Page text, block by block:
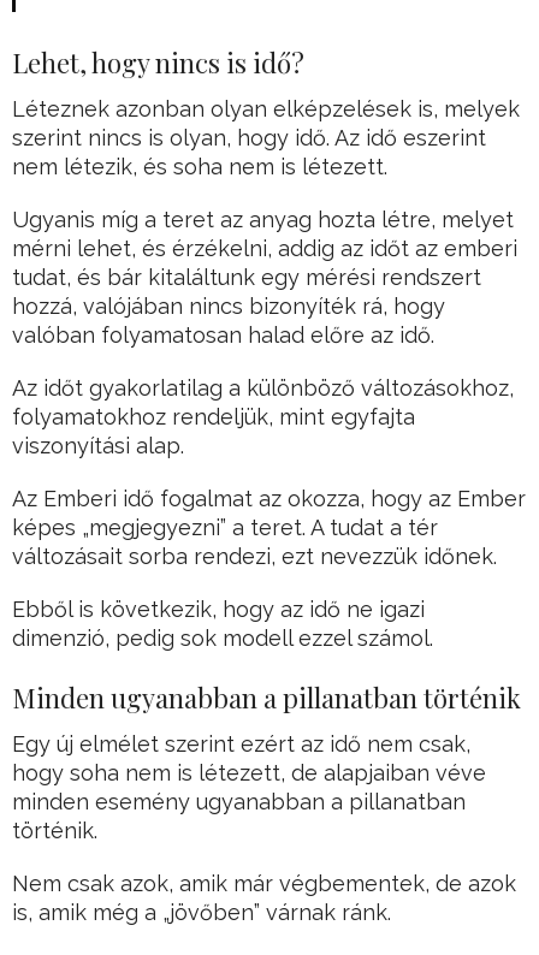
Lehet, hogy nincs is idő?
Léteznek azonban olyan elképzelések is, melyek
szerint nincs is olyan, hogy idő. Az idő eszerint
nem létezik, és soha nem is létezett.
Ugyanis míg a teret az anyag hozta létre, melyet
mérni lehet, és érzékelni, addig az időt az emberi
tudat, és bár kitaláltunk egy mérési rendszert
hozzá, valójában nincs bizonyíték rá, hogy
valóban folyamatosan halad előre az idő.
Az időt gyakorlatilag a különböző változásokhoz,
folyamatokhoz rendeljük, mint egyfajta
viszonyítási alap.
Az Emberi idő fogalmat az okozza, hogy az Ember
képes „megjegyezni” a teret. A tudat a tér
változásait sorba rendezi, ezt nevezzük időnek.
Ebből is következik, hogy az idő ne igazi
dimenzió, pedig sok modell ezzel számol.
Minden ugyanabban a pillanatban történik
Egy új elmélet szerint ezért az idő nem csak,
hogy soha nem is létezett, de alapjaiban véve
minden esemény ugyanabban a pillanatban
történik.
Nem csak azok, amik már végbementek, de azok
is, amik még a „jövőben” várnak ránk.